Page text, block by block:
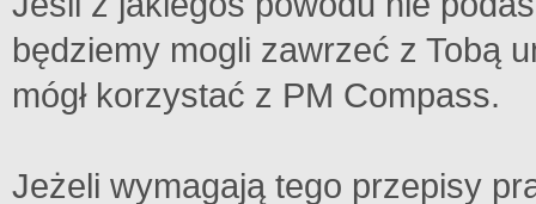
będziemy mogli zawrzeć z Tobą
mógł korzystać z PM Compass.
Jeżeli wymagają tego przepisy